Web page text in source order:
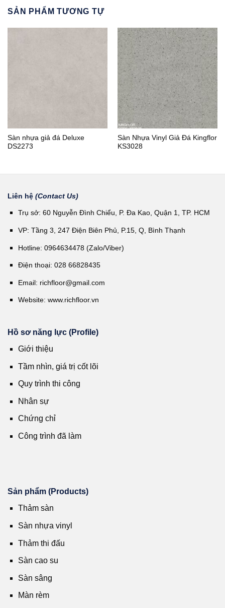
SẢN PHẨM TƯƠNG TỰ
Sàn nhựa giả đá Deluxe
DS2273
Sàn Nhựa Vinyl Giả Đá Kingflor
KS3028
Liên hệ (Contact Us)
Trụ sở: 60 Nguyễn Đình Chiểu, P. Đa Kao, Quận 1, TP. HCM
VP: Tầng 3, 247 Điện Biên Phủ, P.15, Q, Bình Thạnh
Hotline: 0964634478 (Zalo/Viber)
Điện thoại: 028 66828435
Email: richfloor@gmail.com
Website: www.richfloor.vn
Hồ sơ năng lực (Profile)
Giới thiệu
Tầm nhìn, giá trị cốt lõi
Quy trình thi công
Nhân sự
Chứng chỉ
Công trình đã làm
Sản phẩm (Products)
Thảm sàn
Sàn nhựa vinyl
Thảm thi đấu
Sàn cao su
Sàn sâng
Màn rèm